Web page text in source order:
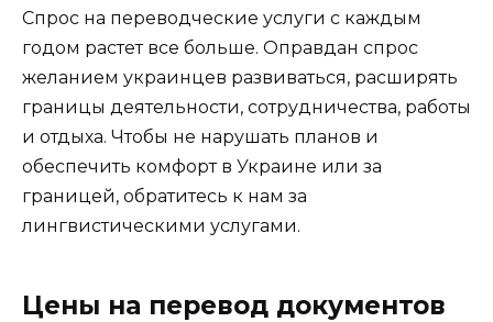
Спрос на переводческие услуги с каждым
годом растет все больше. Оправдан спрос
желанием украинцев развиваться, расширять
границы деятельности, сотрудничества, работы
и отдыха. Чтобы не нарушать планов и
обеспечить комфорт в Украине или за
границей, обратитесь к нам за
лингвистическими услугами.
Цены на перевод документов